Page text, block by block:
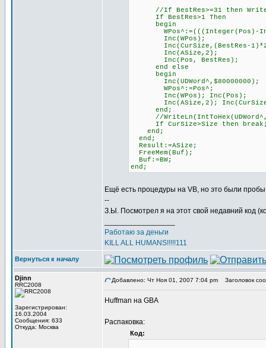
//If BestRes>=31 then
If BestRes>1 Then
begin
WPos^:=(((Integer(Pos)-
Inc(WPos);
Inc(CurSize,(BestRes-
Inc(ASize,2);
Inc(Pos, BestRes);
end else
begin
Inc(UDWord^,$80000000);
WPos^:=Pos^;
Inc(WPos); Inc(Pos);
Inc(ASize,2);
end;
//
If CurSize>Size then
end;
end;
Result:=ASize;
FreeMem(Buf);
Buf:=BW;
end;
Ещё есть процедуры на VB, но это были
--
З.Ы. Посмотрел я на этот свой недавний код
Работаю за деньги
KILL ALL HUMANS!!!!!111
Вернуться к началу
Djinn
RRC2008
Зарегистрирован:
16.03.2004
Сообщения: 633
Откуда: Москва
Добавлено: Чт Ноя 01, 2007 7:04 pm Заголовок
Huffman на GBA
Распаковка:
Код: